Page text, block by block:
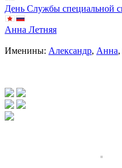
День Службы специальной
Анна Летняя
Именины: Александр, Анна,